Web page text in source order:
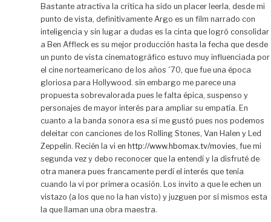
Bastante atractiva la crítica ha sido un placer leerla, desde mi
punto de vista, definitivamente Argo es un film narrado con
inteligencia y sin lugar a dudas es la cinta que logró consolidar
a Ben Affleck es su mejor producción hasta la fecha que desde
un punto de vista cinematográfico estuvo muy influenciada por
el cine norteamericano de los años ´70, que fue una época
gloriosa para Hollywood. sin embargo me parece una
propuesta sobrevalorada pues le falta épica, suspenso y
personajes de mayor interés para ampliar su empatía. En
cuanto a la banda sonora esa sí me gustó pues nos podemos
deleitar con canciones de los Rolling Stones, Van Halen y Led
Zeppelin. Recién la vi en http://www.hbomax.tv/movies, fue mi
segunda vez y debo reconocer que la entendí y la disfruté de
otra manera pues francamente perdí el interés que tenía
cuando la vi por primera ocasión. Los invito a que le echen un
vistazo (a los que no la han visto) y juzguen por sí mismos esta
la que llaman una obra maestra.